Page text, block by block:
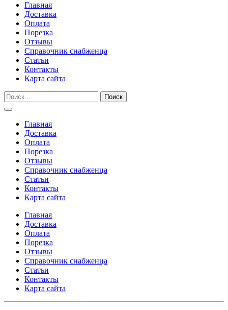
Главная
Доставка
Оплата
Порезка
Отзывы
Справочник снабженца
Статьи
Контакты
Карта сайта
Главная
Доставка
Оплата
Порезка
Отзывы
Справочник снабженца
Статьи
Контакты
Карта сайта
Главная
Доставка
Оплата
Порезка
Отзывы
Справочник снабженца
Статьи
Контакты
Карта сайта